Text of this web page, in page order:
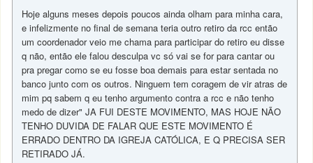
Hoje alguns meses depois poucos ainda olham para minha cara,
e infelizmente no final de semana teria outro retiro da rcc então
um coordenador veio me chama para participar do retiro eu disse
q não, então ele falou desculpa vc só vai se for para cantar ou
pra pregar como se eu fosse boa demais para estar sentada no
banco junto com os outros. Ninguem tem coragem de vir atras de
mim pq sabem q eu tenho argumento contra a rcc e não tenho
medo de dizer" JA FUI DESTE MOVIMENTO, MAS HOJE NÃO
TENHO DUVIDA DE FALAR QUE ESTE MOVIMENTO É
ERRADO DENTRO DA IGREJA CATÓLICA, E Q PRECISA SER
RETIRADO JÁ.